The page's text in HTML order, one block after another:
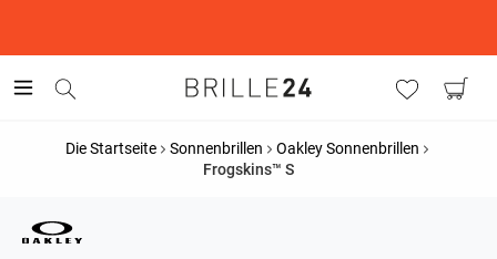
Die Startseite Sonnenbrillen
Oakley Sonnenbrillen
Frogskins™ S